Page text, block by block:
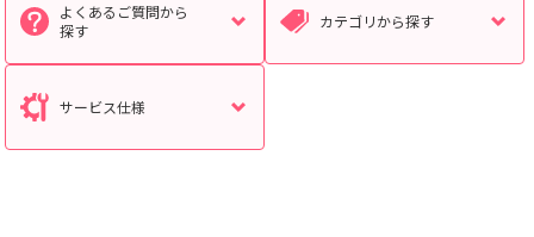
検索対象
よくあるご質問から
探す
カテゴリから探す
サービス仕様